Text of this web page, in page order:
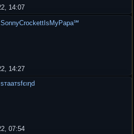
14:07
SonnyCrockettIsMyPapa℠
14:27
ѕтaaтѕfєιηd
07:54